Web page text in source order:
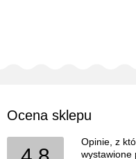
Ocena sklepu
Opinie, z
wystawione